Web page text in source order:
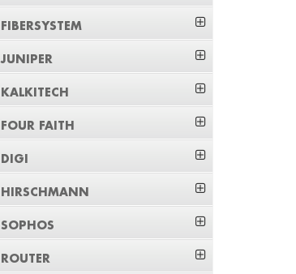
FIBERSYSTEM
JUNIPER
KALKITECH
FOUR FAITH
DIGI
HIRSCHMANN
SOPHOS
ROUTER